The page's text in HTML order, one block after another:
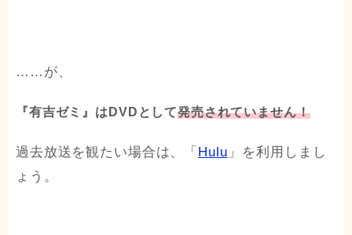
……が、
『有吉ゼミ』はDVDとして発売されていません！
過去放送を観たい場合は、「 Hulu 」を利用しまし
ょう。